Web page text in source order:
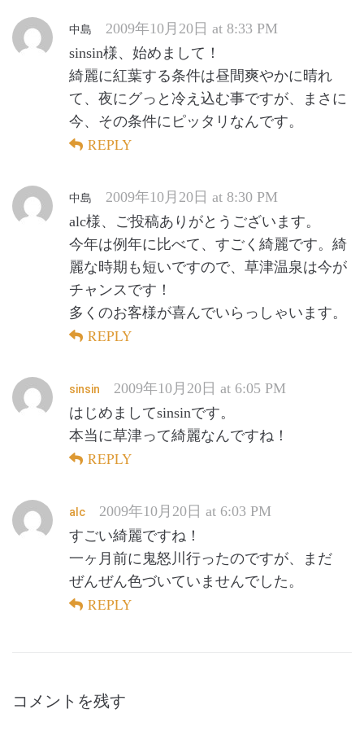
中島
2009年10月20日 at 8:33 PM
sinsin様、始めまして！
綺麗に紅葉する条件は昼間爽やかに晴れ
て、夜にグっと冷え込む事ですが、まさに
今、その条件にピッタリなんです。
REPLY
中島
2009年10月20日 at 8:30 PM
alc様、ご投稿ありがとうございます。
今年は例年に比べて、すごく綺麗です。綺
麗な時期も短いですので、草津温泉は今が
チャンスです！
多くのお客様が喜んでいらっしゃいます。
REPLY
sinsin
2009年10月20日 at 6:05 PM
はじめましてsinsinです。
本当に草津って綺麗なんですね！
REPLY
alc
2009年10月20日 at 6:03 PM
すごい綺麗ですね！
一ヶ月前に鬼怒川行ったのですが、まだ
ぜんぜん色づいていませんでした。
REPLY
コメントを残す